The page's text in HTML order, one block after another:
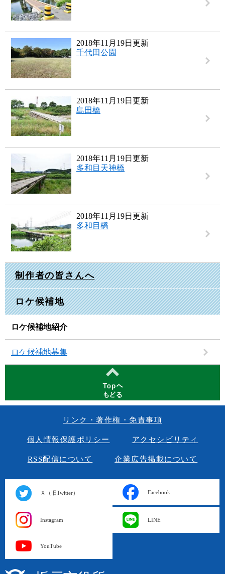
2018年11月19日更新
千代田公園
2018年11月19日更新
島田橋
2018年11月19日更新
多和目天神橋
2018年11月19日更新
多和目橋
制作者の皆さんへ
ロケ候補地
ロケ候補地紹介
ロケ候補地募集
リンク・著作権・免責事項
個人情報保護ポリシー アクセシビリティ
RSS配信について 企業広告掲載について
Ｘ（旧Twitter） Facebook
Instagram LINE
YouTube